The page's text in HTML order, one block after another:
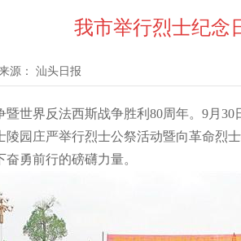
我市举行烈士纪念
源： 汕头日报
界反法西斯战争胜利80周年。9月30
陵园庄严举行烈士公祭活动暨向革命烈
勇前行的磅礴力量。